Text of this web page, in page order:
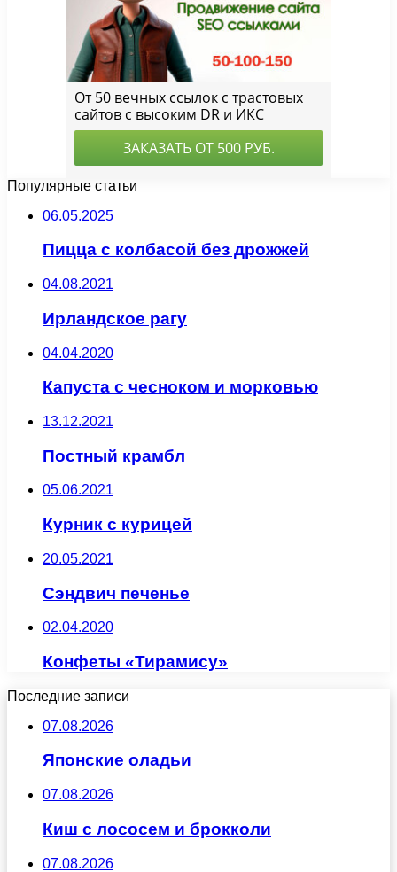
Популярные статьи
06.05.2025
Пицца с колбасой без дрожжей
04.08.2021
Ирландское рагу
04.04.2020
Капуста с чесноком и морковью
13.12.2021
Постный крамбл
05.06.2021
Курник с курицей
20.05.2021
Сэндвич печенье
02.04.2020
Конфеты «Тирамису»
Последние записи
07.08.2026
Японские оладьи
07.08.2026
Киш с лососем и брокколи
07.08.2026